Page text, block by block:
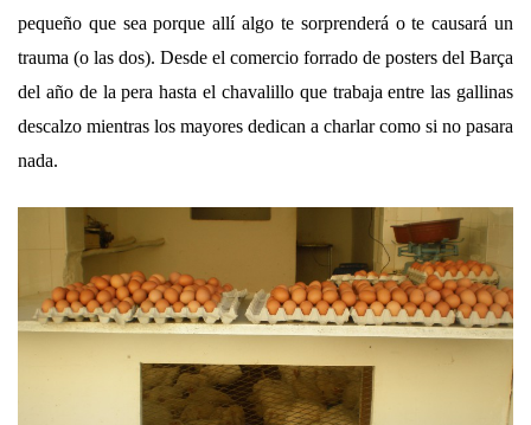
pequeño que sea porque allí algo te sorprenderá o te causará un
trauma (o las dos). Desde el comercio forrado de posters del Barça
del año de la pera hasta el chavalillo que trabaja entre las gallinas
descalzo mientras los mayores dedican a charlar como si no pasara
nada.